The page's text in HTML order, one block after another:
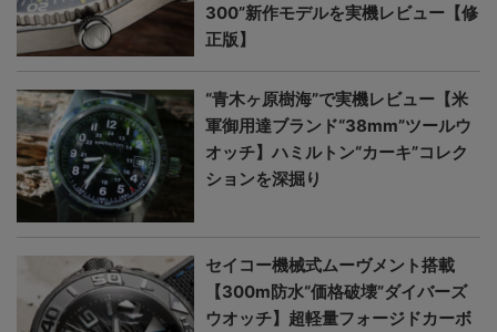
300”新作モデルを実機レビュー【修
正版】
“青木ヶ原樹海”で実機レビュー【米
軍御用達ブランド“38mm”ツールウ
オッチ】ハミルトン“カーキ”コレク
ションを深掘り
セイコー機械式ムーヴメント搭載
【300m防水“価格破壊”ダイバーズ
ウオッチ】超軽量フォージドカーボ